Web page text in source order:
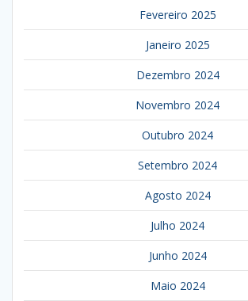
Fevereiro 2025
Janeiro 2025
Dezembro 2024
Novembro 2024
Outubro 2024
Setembro 2024
Agosto 2024
Julho 2024
Junho 2024
Maio 2024